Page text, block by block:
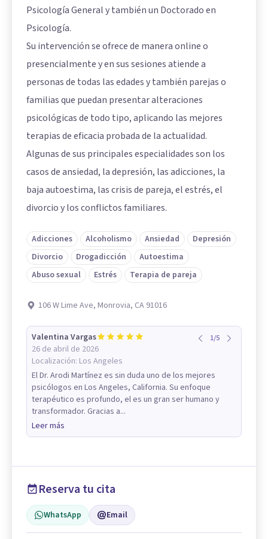
Psicología General y también un Doctorado en
Psicología.
Su intervención se ofrece de manera online o
presencialmente y en sus sesiones atiende a
personas de todas las edades y también parejas o
familias que puedan presentar alteraciones
psicológicas de todo tipo, aplicando las mejores
terapias de eficacia probada de la actualidad.
Algunas de sus principales especialidades son los
casos de ansiedad, la depresión, las adicciones, la
baja autoestima, las crisis de pareja, el estrés, el
divorcio y los conflictos familiares.
Adicciones Alcoholismo Ansiedad
Depresión
Divorcio
Drogadicción
Autoestima
Abuso sexual
Estrés Terapia de pareja
106 W Lime Ave, Monrovia, CA 91016
Valentina Vargas
26 de abril de 2026
Localización: Los Angeles
1/5
El Dr. Arodi Martínez es sin duda uno de los mejores
psicólogos en Los Angeles, California. Su enfoque
terapéutico es profundo, el es un gran ser humano y
transformador. Gracias a...
Leer más
Reserva tu cita
WhatsApp Email